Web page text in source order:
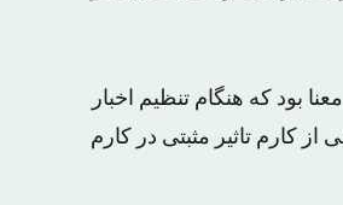
بود که هنگام تنظیم اخبار
کارم تاثیر مثبتی در کارم